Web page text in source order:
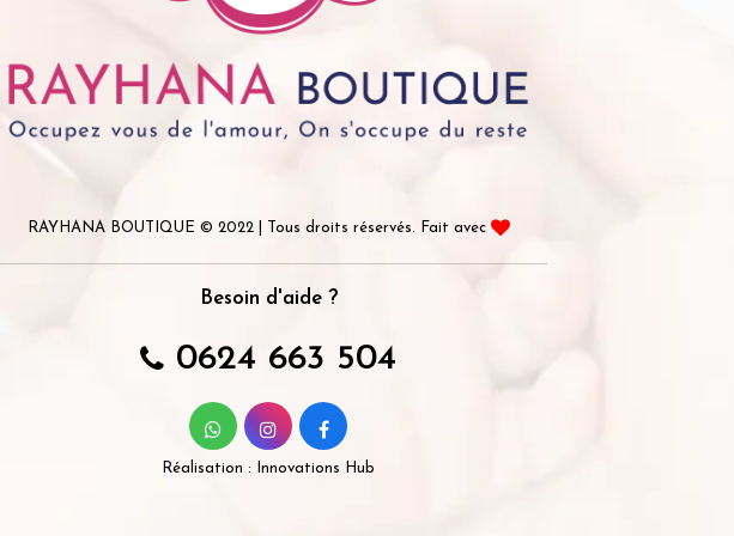
RAYHANA BOUTIQUE © 2022 | Tous droits réservés. Fait avec
Besoin d'aide ?
0624 663 504
Réalisation : Innovations Hub